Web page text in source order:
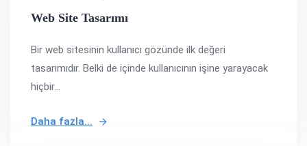
Web Site Tasarımı
Bir web sitesinin kullanıcı gözünde ilk değeri
tasarımıdır. Belki de içinde kullanıcının işine yarayacak
hiçbir...
Daha fazla...